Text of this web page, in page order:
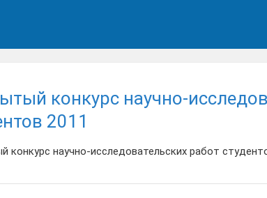
конкурс научно-
2011
конкурс научно-исследовательских работ